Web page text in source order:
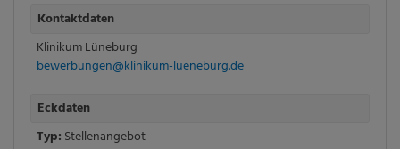
Kontaktdaten
Klinikum Lüneburg
bewerbungen@klinikum-lueneburg.de
Eckdaten
Typ: Stellenangebot